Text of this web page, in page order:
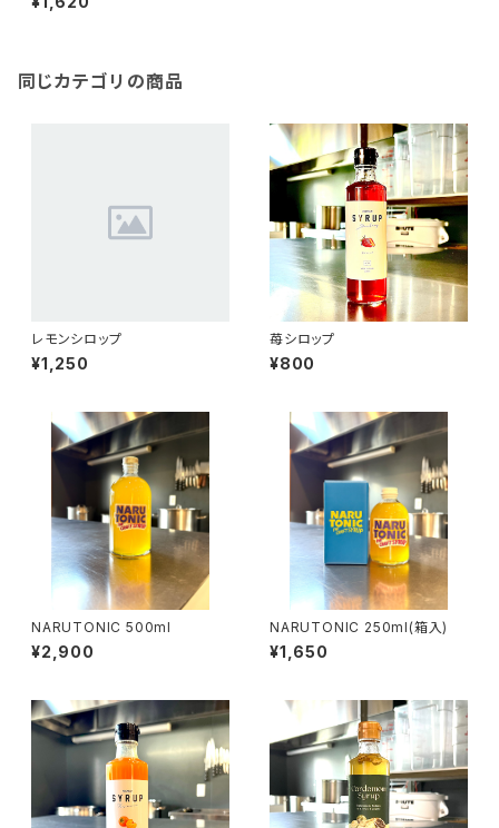
同じカテゴリの商品
レモンシロップ
¥1,250
苺シロップ
¥800
NARUTONIC 500ml
¥2,900
NARUTONIC 250ml(箱入)
¥1,650